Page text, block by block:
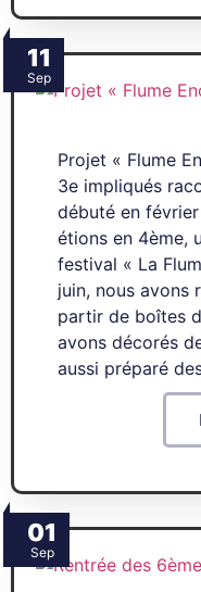
11
Sep
Projet « Flume
3e impliqués
débuté en
étions en 4ème,
festival « La
juin, nous avons
partir de boîtes
avons décorés
aussi préparé
01
Sep